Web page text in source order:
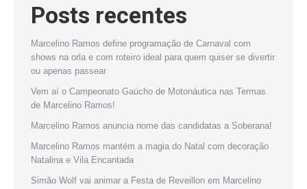
Posts recentes
Marcelino Ramos define programação de Carnaval com
shows na orla e com roteiro ideal para quem quiser se divertir
ou apenas passear
Vem aí o Campeonato Gaúcho de Motonáutica nas Termas
de Marcelino Ramos!
Marcelino Ramos anuncia nome das candidatas a Soberana!
Marcelino Ramos mantém a magia do Natal com decoração
Natalina e Vila Encantada
Simão Wolf vai animar a Festa de Reveillon em Marcelino